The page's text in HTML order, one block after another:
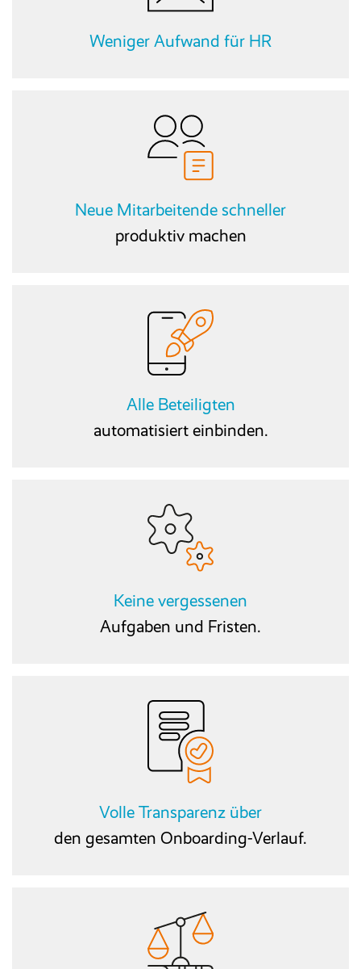
Weniger Aufwand für HR
Neue Mitarbeitende schneller
produktiv machen
Alle Beteiligten
automatisiert einbinden.
Keine vergessenen
Aufgaben und Fristen.
Volle Transparenz über
den gesamten Onboarding-Verlauf.